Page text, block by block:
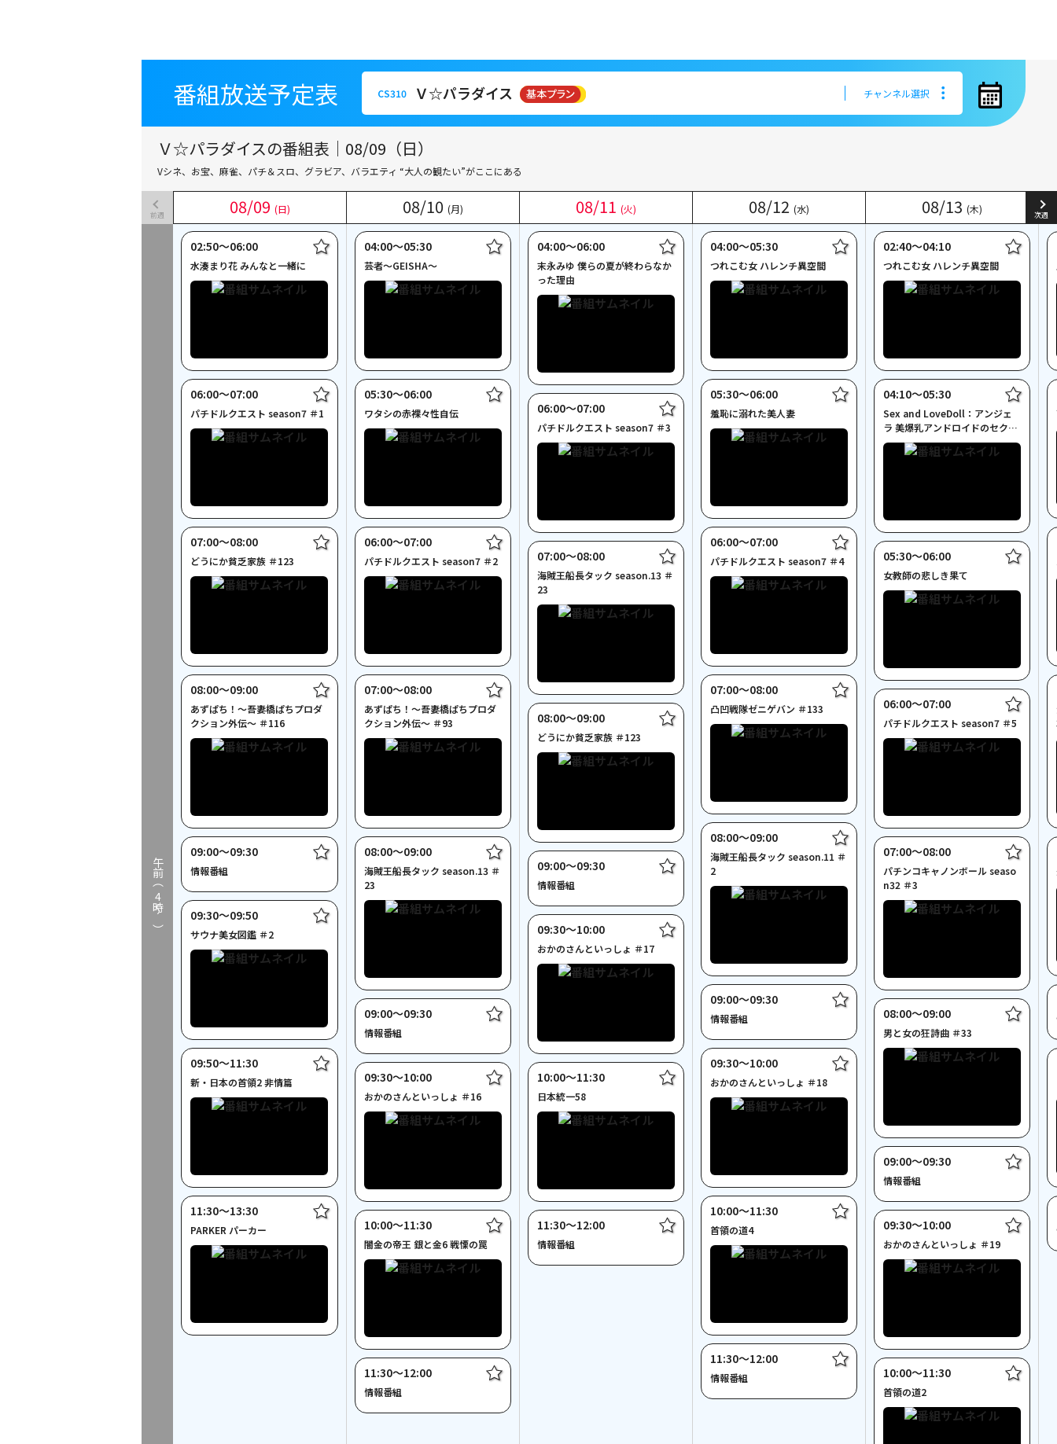
番組放送予定表 CS310 Ｖ☆パラダイス チャンネル選択
番組放送予定表 Ｖ☆パラダイス
Ｖ☆パラダイスの番組表｜08/09（日）
Vシネ、お宝、麻雀、パチ＆スロ、グラビア、バラエティ “大人の観たい”がここにある
08/09 (日) 08/10 (月) 08/11 (火) 08/12 (水) 08/13 (木)
前週 次週
午前（
4
時～）
08/09 (日) 08/10 (月) 08/11 (火) 08/12 (水) 08/13 (木)
02:50〜06:00
水湊まり花 みんなと一緒に
06:00〜07:00
パチドルクエスト season7 ＃1
07:00〜08:00
どうにか貧乏家族 ＃123
08:00〜09:00
あずぱち！～吾妻橋ぱちプロダ
クション外伝～ ＃116
09:00〜09:30
情報番組
09:30〜09:50
サウナ美女図鑑 ＃2
09:50〜11:30
新・日本の首領2 非情篇
11:30〜13:30
PARKER パーカー
04:00〜05:30
芸者～GEISHA～
05:30〜06:00
ワタシの赤裸々性自伝
06:00〜07:00
パチドルクエスト season7 ＃2
07:00〜08:00
あずぱち！～吾妻橋ぱちプロダ
クション外伝～ ＃93
08:00〜09:00
海賊王船長タック season.13 ＃
23
09:00〜09:30
情報番組
09:30〜10:00
おかのさんといっしょ ＃16
10:00〜11:30
闇金の帝王 銀と金6 戦慄の罠
11:30〜12:00
情報番組
04:00〜06:00
末永みゆ 僕らの夏が終わらなか
った理由
06:00〜07:00
パチドルクエスト season7 ＃3
07:00〜08:00
海賊王船長タック season.13 ＃
23
08:00〜09:00
どうにか貧乏家族 ＃123
09:00〜09:30
情報番組
09:30〜10:00
おかのさんといっしょ ＃17
10:00〜11:30
日本統一58
11:30〜12:00
情報番組
04:00〜05:30
つれこむ女 ハレンチ異空間
05:30〜06:00
羞恥に溺れた美人妻
06:00〜07:00
パチドルクエスト season7 ＃4
07:00〜08:00
凸凹戦隊ゼニゲバン ＃133
08:00〜09:00
海賊王船長タック season.11 ＃
2
09:00〜09:30
情報番組
09:30〜10:00
おかのさんといっしょ ＃18
10:00〜11:30
首領の道4
11:30〜12:00
情報番組
02:40〜04:10
つれこむ女 ハレンチ異空間
04:10〜05:30
Sex and LoveDoll：アンジェ
ラ 美爆乳アンドロイドのセクシ
ー実践講座
05:30〜06:00
女教師の悲しき果て
06:00〜07:00
パチドルクエスト season7 ＃5
07:00〜08:00
パチンコキャノンボール seaso
n32 ＃3
08:00〜09:00
男と女の狂詩曲 ＃33
09:00〜09:30
情報番組
09:30〜10:00
おかのさんといっしょ ＃19
10:00〜11:30
首領の道2